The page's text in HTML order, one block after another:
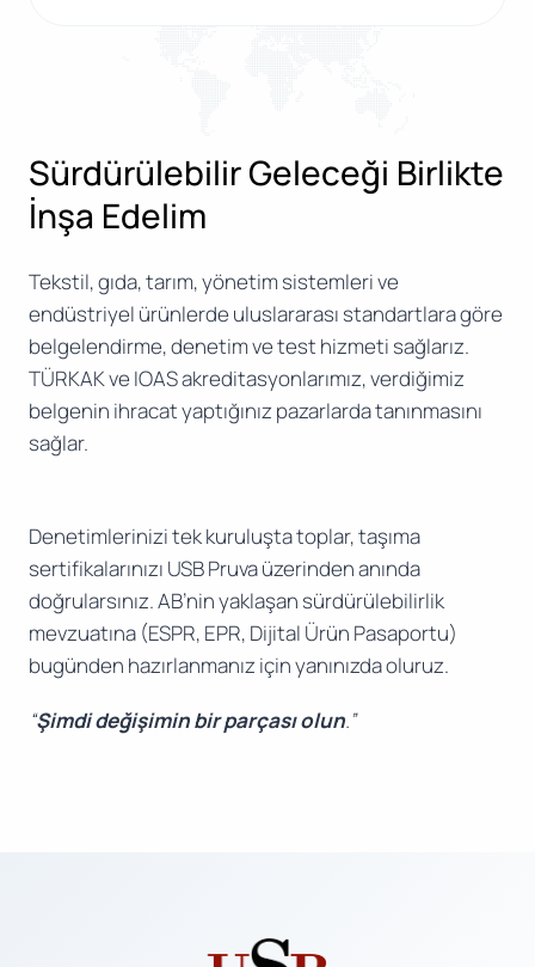
Sürdürülebilir Geleceği Birlikte
İnşa Edelim
Tekstil, gıda, tarım, yönetim sistemleri ve
endüstriyel ürünlerde uluslararası standartlara göre
belgelendirme, denetim ve test hizmeti sağlarız.
TÜRKAK ve IOAS akreditasyonlarımız, verdiğimiz
belgenin ihracat yaptığınız pazarlarda tanınmasını
sağlar.
Denetimlerinizi tek kuruluşta toplar, taşıma
sertifikalarınızı USB Pruva üzerinden anında
doğrularsınız. AB’nin yaklaşan sürdürülebilirlik
mevzuatına (ESPR, EPR, Dijital Ürün Pasaportu)
bugünden hazırlanmanız için yanınızda oluruz.
“Şimdi değişimin bir parçası olun.”